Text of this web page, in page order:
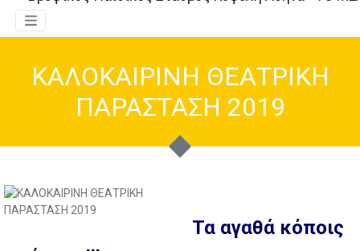
ΚΑΛΟΚΑΙΡΙΝΗ ΘΕΑΤΡΙΚΗ
ΠΑΡΑΣΤΑΣΗ 2019
Τα αγαθά κόποις